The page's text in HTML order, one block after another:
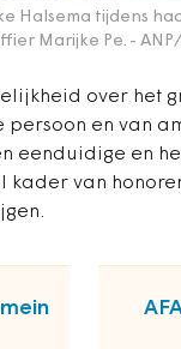
Halsema tijdens
Marijke Pe. -
over het
en van
eenduidige en
van